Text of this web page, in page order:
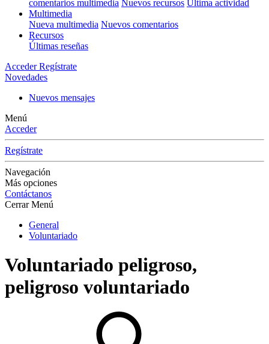
comentarios multimedia Nuevos recursos Última actividad
Multimedia
Nueva multimedia Nuevos comentarios
Recursos
Últimas reseñas
Acceder Regístrate
Novedades
Nuevos mensajes
Menú
Acceder
Regístrate
Navegación
Más opciones
Contáctanos
Cerrar Menú
General
Voluntariado
Voluntariado peligroso,
peligroso voluntariado